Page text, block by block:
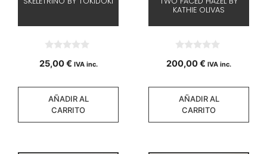
d
25,00€ IVA inc.
AÑADIR AL
CARRITO
KATHIE OLIVAS
d
200,00€ IVA inc.
AÑADIR AL
CARRITO